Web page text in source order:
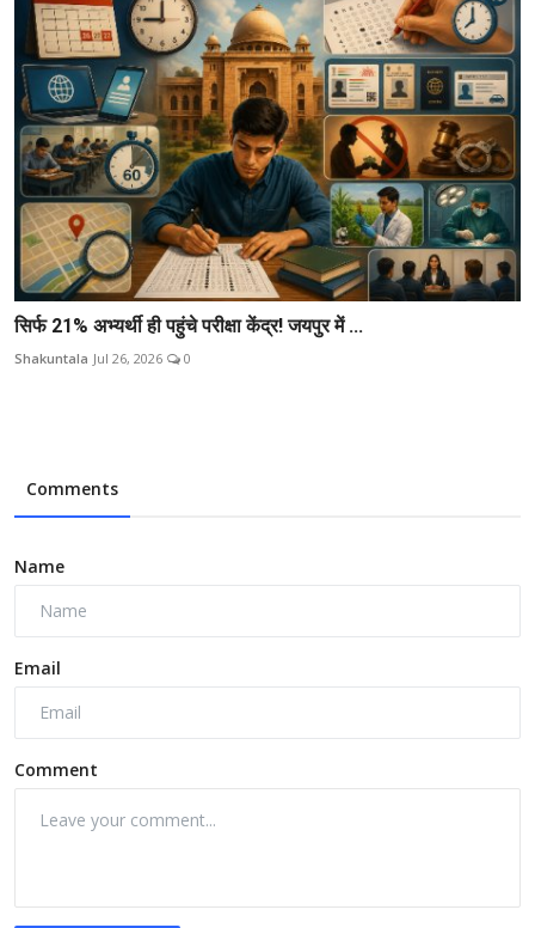
सिर्फ 21% अभ्यर्थी ही पहुंचे परीक्षा केंद्र! जयपुर में ...
Shakuntala Jul 26, 2026 0
Comments
Name
Email
Comment